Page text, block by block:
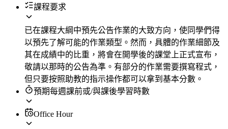
課程要求
已在課程大綱中預先公告作業的大致方向，使同學們得
以預先了解可能的作業類型。然而，具體的作業細節及
其在成績中的比重，將會在開學後的課堂上正式宣布，
敬請以那時的公告為準。有部分的作業需要撰寫程式，
但只要按照助教的指示操作都可以拿到基本分數。
預期每週課前或/與課後學習時數
Office Hour